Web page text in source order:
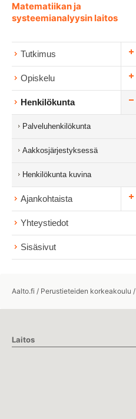
Matematiikan ja
systeemianalyysin laitos
Tutkimus
Opiskelu
Henkilökunta
Palveluhenkilökunta
Aakkosjärjestyksessä
Henkilökunta kuvina
Ajankohtaista
Yhteystiedot
Sisäsivut
Aalto.fi / Perustieteiden korkeakoulu /
Laitos